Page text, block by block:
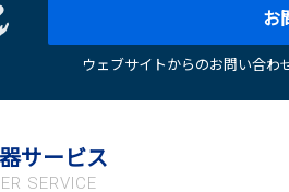
お
ウェブサイトからのお問い合わ
サービス
SERVICE